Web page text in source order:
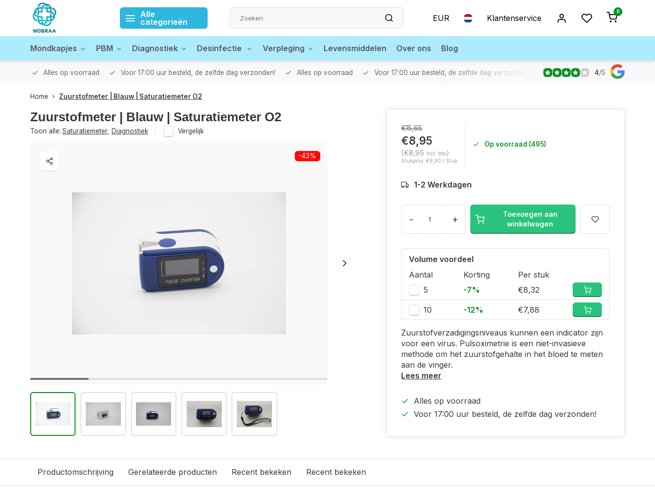
Alle
categorieën
EUR Klantenservice
0
Mondkapjes PBM Diagnostiek Desinfectie Verpleging Levensmiddelen Over ons Blog
Alles op voorraad Voor 17:00 uur besteld, de zelfde dag verzonden! Alles op voorraad Voor 17:00 uur besteld, de zelfde dag verzonden! 4/5
Home Zuurstofmeter | Blauw | Saturatiemeter O2
Zuurstofmeter | Blauw | Saturatiemeter O2
Toon alle: Saturatiemeter, Diagnostiek Vergelijk
-43%
€15,65
€8,95
(€8,95 Incl. btw)
Stukprijs: €9,90 / Stuk
Op voorraad (495)
1-2 Werkdagen
- +
Toevoegen aan
winkelwagen
Volume voordeel
Aantal
Korting
Per stuk
5
-7% €8,32
10 -12% €7,88
Zuurstofverzadigingsniveaus kunnen een indicator zijn
voor een virus. Pulsoximetrie is een niet-invasieve
methode om het zuurstofgehalte in het bloed te meten
aan de vinger.
Lees meer
Alles op voorraad
Voor 17:00 uur besteld, de zelfde dag verzonden!
Productomschrijving Gerelateerde producten Recent bekeken Recent bekeken